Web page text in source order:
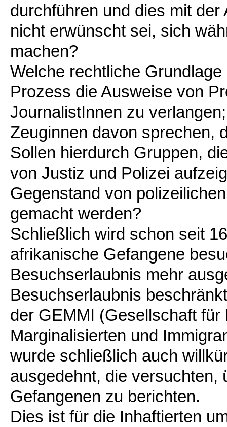
durchführen und dies mit
nicht erwünscht sei, sich
machen?
Welche rechtliche
Prozess die Ausweise von
JournalistInnen zu
Zeuginnen davon sprechen,
Sollen hierdurch Gruppen,
von Justiz und Polizei
Gegenstand von
gemacht werden?
Schließlich wird schon seit
afrikanische Gefangene
Besuchserlaubnis mehr
Besuchserlaubnis
der GEMMI (Gesellschaft
Marginalisierten und
wurde schließlich auch
ausgedehnt, die versuchten,
Gefangenen zu berichten.
Dies ist für die Inhaftierten